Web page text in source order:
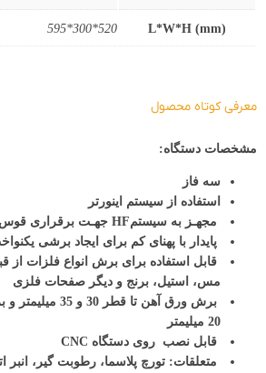
L*W*H (mm)
520*300*595
معرفی کوتاه محصول
مشخصات دستگاه:
سه فاز
استفاده از سیستم اینورتر
مجهـز به سیستمHF جهـت برقراری قوس اولیـه
پایدار با پهنای کم برای ایجاد برشی
قابل استفاده برای برش انواع فلزات از
مس، استیل، برنج و دیگر صفحات فلزی
برش ورق آهن تا قطر
20 میلیمتر
قابل نصب روی دستگاه CNC
متعلقات: تورچ پلاسما، رطوبت گیر، انبر